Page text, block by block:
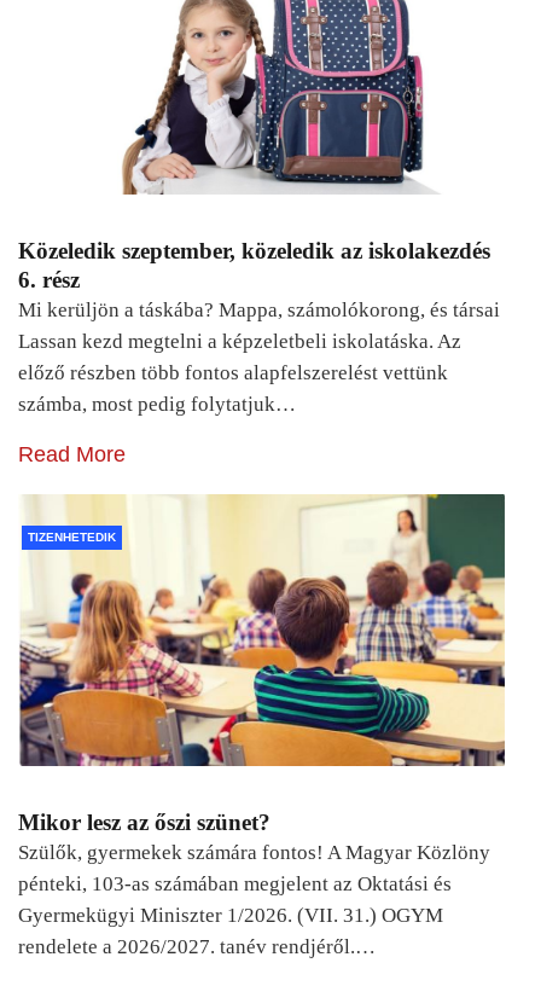
Közeledik szeptember, közeledik az iskolakezdés
6. rész
Mi kerüljön a táskába? Mappa, számolókorong, és társai
Lassan kezd megtelni a képzeletbeli iskolatáska. Az
előző részben több fontos alapfelszerelést vettünk
számba, most pedig folytatjuk…
Read More
TIZENHETEDIK
Mikor lesz az őszi szünet?
Szülők, gyermekek számára fontos! A Magyar Közlöny
pénteki, 103-as számában megjelent az Oktatási és
Gyermekügyi Miniszter 1/2026. (VII. 31.) OGYM
rendelete a 2026/2027. tanév rendjéről.…